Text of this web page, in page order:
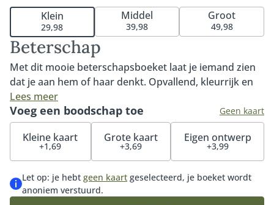
Beterschap
Met dit mooie beterschapsboeket laat je iemand zien
dat je aan hem of haar denkt. Opvallend, kleurrijk en
een echte opkikker voor iemand die het goed kan
gebruiken. Het boeket bevat een prachtige roos,
mooie gerbera en de opvallende Heliconia. Ons
Beterschap boeket is voor niets één van onze
voor onze luxueuze bonbons of heerlijke chocolade.
Lees meer
Klein
29,98
Middel
39,98
Groot
49,98
Voeg een boodschap toe Geen kaart
Kleine kaart
+1,69
Grote kaart
+3,69
Eigen ontwerp
+3,99
Let op: je hebt geen kaart geselecteerd, je boeket wordt
anoniem verstuurd.